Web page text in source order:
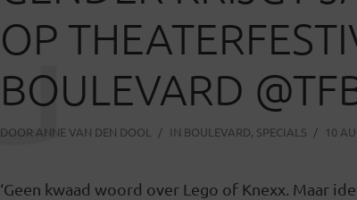
OP
BOULEVARD
DOOR ANNE VAN DEN DOOL IN BOULEVARD, SPECIALS 10
G
‘Geen kwaad woord over Lego of Knexx. Maar